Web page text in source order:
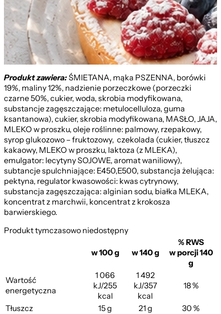
Produkt zawiera:ŚMIETANA, mąka PSZENNA, borówki
19%, maliny 12%, nadzienie porzeczkowe (porzeczki
czarne 50%, cukier, woda, skrobia modyfikowana,
substancje zagęszczające: metulocelluloza, guma
ksantanowa), cukier, skrobia modyfikowana, MASŁO, JAJA,
MLEKO w proszku, oleje roślinne: palmowy, rzepakowy,
syrop glukozowo – fruktozowy, czekolada (cukier, tłuszcz
kakaowy, MLEKO w proszku, laktoza (z MLEKA),
emulgator: lecytyny SOJOWE, aromat waniliowy),
subtancje spulchniające: E450,E500, substancja żelująca:
pektyna, regulator kwasowości: kwas cytrynowy,
substancja zagęszczająca: alginian sodu, białka MLEKA,
koncentrat z marchwii, koncentrat z krokosza
barwierskiego.
Produkt tymczasowo niedostępny
w 100 g w 140 g
% RWS
w porcji 140
g
Wartość
energetyczna
1 066
kJ/255
kcal
1 492
kJ/357
kcal
18 %
Tłuszcz 15 g 21 g
30 %